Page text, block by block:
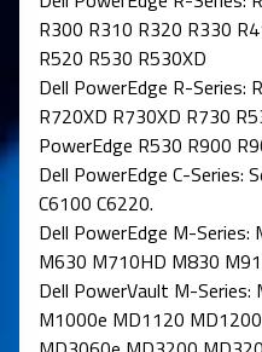
R300 R310 R320 R330
R520 R530 R530XD
Dell PowerEdge R-Series:
R720XD R730XD R730
PowerEdge R530 R900
Dell PowerEdge C-Series:
C6100 C6220.
Dell PowerEdge M-
M630 M710HD M830
Dell PowerVault M-
M1000e MD1120